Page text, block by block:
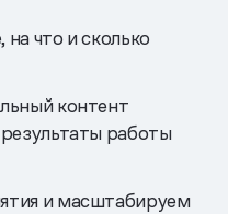
что и сколько
контент
работы
и масштабируем